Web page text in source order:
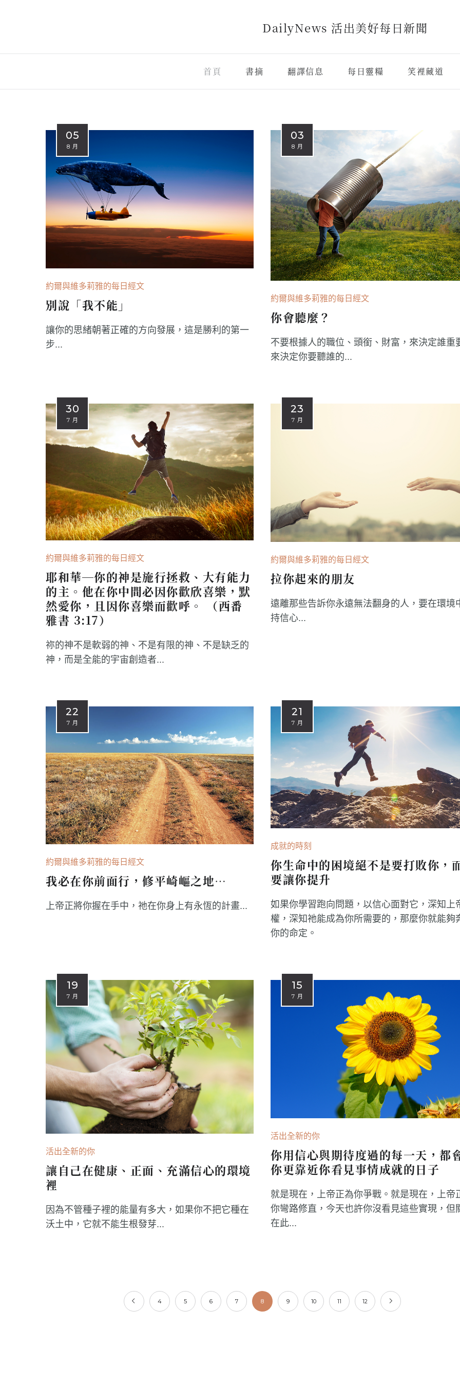
DailyNews 活出美好每日新聞
首頁 書摘 翻譯信息 每日靈糧 笑裡藏道
05
8 月
約爾與維多莉雅的每日經文
別說「我不能」
讓你的思緒朝著正確的方向發展，這是勝利的第一
步...
03
8 月
約爾與維多莉雅的每日經文
你會聽麼？
不要根據人的職位、頭銜、財富，來決定誰重
來決定你要聽誰的...
30
7 月
約爾與維多莉雅的每日經文
耶和華─你的神是施行拯救、大有能力
的主。他在你中間必因你歡欣喜樂，默
然愛你，且因你喜樂而歡呼。 （西番
雅書 3:17）
祢的神不是軟弱的神、不是有限的神、不是缺乏的
神，而是全能的宇宙創造者...
23
7 月
約爾與維多莉雅的每日經文
拉你起來的朋友
遠離那些告訴你永遠無法翻身的人，要在環境
持信心...
22
7 月
約爾與維多莉雅的每日經文
我必在你前面行，修平崎嶇之地…
上帝正將你握在手中，祂在你身上有永恆的計畫...
21
7 月
成就的時刻
你生命中的困境絕不是要打敗你，
要讓你提升
如果你學習跑向問題，以信心面對它，深知上
權，深知祂能成為你所需要的，那麼你就能夠
你的命定。
19
7 月
活出全新的你
讓自己在健康、正面、充滿信心的環境
裡
因為不管種子裡的能量有多大，如果你不把它種在
沃土中，它就不能生根發芽...
15
7 月
活出全新的你
你用信心與期待度過的每一天，都
你更靠近你看見事情成就的日子
就是現在，上帝正為你爭戰。就是現在，上帝
你彎路修直，今天也許你沒看見這些實現，但
在此...
4 5 6 7 8 9 10 11 12